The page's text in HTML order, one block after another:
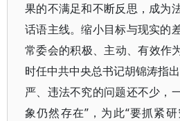
果的不满足和不断反思，成为
话语主线。缩小目标与现实的
常委会的积极、主动、有效作
时任中共中央总书记胡锦涛指
严、违法不究的问题还不少，
象仍然存在”，为此“要抓紧